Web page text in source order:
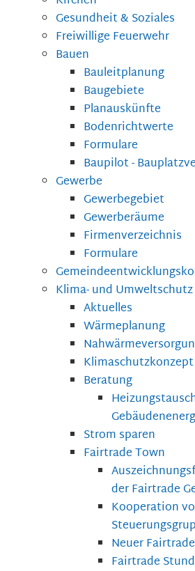
Gesundheit & Soziales
Freiwillige Feuerwehr
Bauen
Bauleitplanung
Baugebiete
Planauskünfte
Bodenrichtwerte
Formulare
Baupilot -
Gewerbe
Gewerbegebiet
Gewerberäume
Firmenverzeichnis
Formulare
Klima- und Umweltschutz
Aktuelles
Wärmeplanung
Klimaschutzkonzept
Beratung
Strom sparen
Fairtrade Town
der Fairtrade
Kooperation
Neuer
Fairtrade